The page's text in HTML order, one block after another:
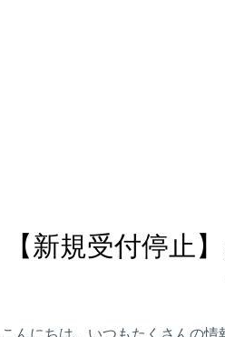
【新規受付停止
こんにちは、いつもたくさんの情